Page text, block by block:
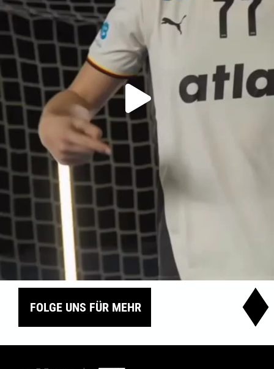
FOLGE UNS FÜR MEHR